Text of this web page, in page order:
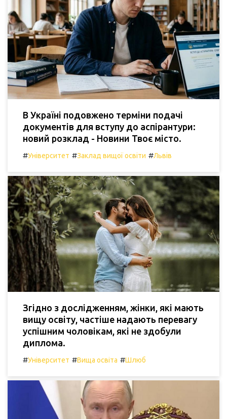
В Україні подовжено терміни подачі
документів для вступу до аспірантури:
новий розклад - Новини Твоє місто.
#Університет #Заклад вищої освіти #Львів
Згідно з дослідженням, жінки, які мають
вищу освіту, частіше надають перевагу
успішним чоловікам, які не здобули
диплома.
#Університет #Вища освіта #Шлюб